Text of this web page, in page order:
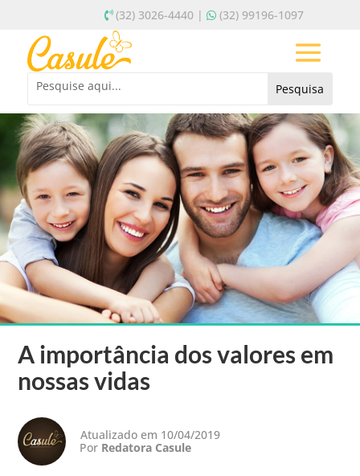
(32) 3026-4440 | (32) 99196-1097
A importância dos valores em
nossas vidas
Atualizado em 10/04/2019
Por Redatora Casule